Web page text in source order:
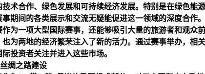
技术合作、绿色发展和可持续经济发展。特别是在绿色能
期间的各类展示和交流无疑能促进这一领域的深度合作。
为一项大型国际赛事，还能够吸引大量的旅游者和观众
为两地的经济繁荣注入了新的活力。通过赛事举办，相
投资者关注并进入这些市场。
绸之路建设